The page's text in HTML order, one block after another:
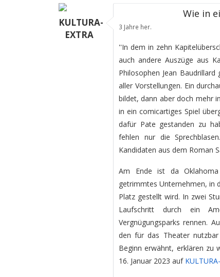
KULTURA-
EXTRA
Wie in
3 Jahre her.
''In dem in zehn
auch andere Auszüge aus
Philosophen Jean
aller Vorstellungen. Ein
bildet, dann aber doch mehr
in ein comicartiges Spiel
dafür Pate gestanden zu
fehlen nur die
Kandidaten aus dem Roman
Am Ende ist da
getrimmtes Unternehmen, in
Platz gestellt wird. In zwei
Laufschritt durch ein
Vergnügungsparks rennen.
den für das Theater
Beginn erwähnt, erklären zu
16. Januar 2023 auf